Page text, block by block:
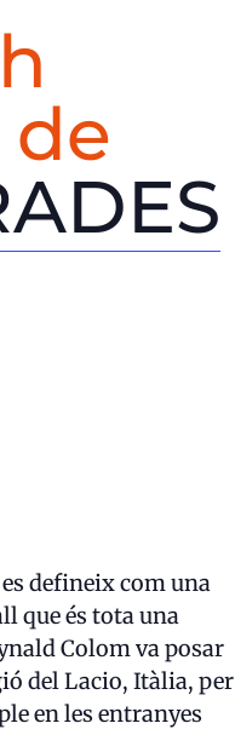
de
defineix com una
que és tota una
Colom va posar
del Lacio, Itàlia, per
en les entranyes